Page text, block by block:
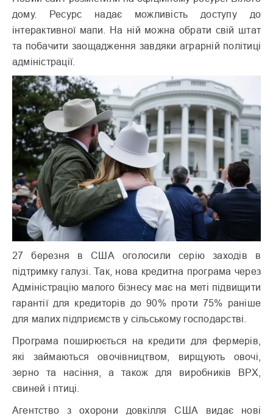
дому. Ресурс надає можливість доступу до
інтерактивної мапи. На ній можна обрати свій штат
та побачити заощадження завдяки аграрній політиці
адміністрації.
27 березня в США оголосили серію заходів в
підтримку галузі. Так, нова кредитна програма через
Адміністрацію малого бізнесу має на меті підвищити
гарантії для кредиторів до 90% проти 75% раніше
для малих підприємств у сільському господарстві.
Програма поширюється на кредити для фермерів,
які займаються овочівництвом, вирщують овочі,
зерно та насіння, а також для виробників ВРХ,
свиней і птиці.
Агентство з охорони довкілля США видає нові